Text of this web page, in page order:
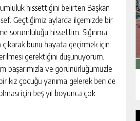
hissettiğini belirten Başkan
Geçtiğimiz aylarda ilçemizde bir
sorumluluğu hissettim. Sığınma
bunu hayata geçirmek için
gerektiğini düşünüyorum.
başarımızla ve görünürlüğümüzle
kız çocuğu yanıma gelerek ben de
için beş yıl boyunca çok